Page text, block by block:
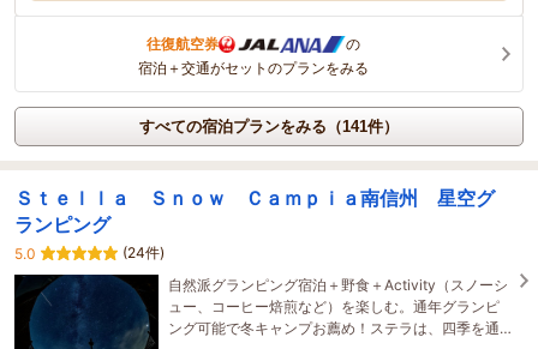
往復航空券
の
宿泊＋交通がセットのプランをみる
すべての宿泊プランをみる（141件）
Ｓｔｅｌｌａ Ｓｎｏｗ Ｃａｍｐｉａ南信州 星空グ
ランピング
5.0
(24件)
自然派グランピング宿泊＋野食＋Activity（スノーシ
ュー、コーヒー焙煎など）を楽しむ。通年グランピ
ング可能で冬キャンプお薦め！ステラは、四季を通